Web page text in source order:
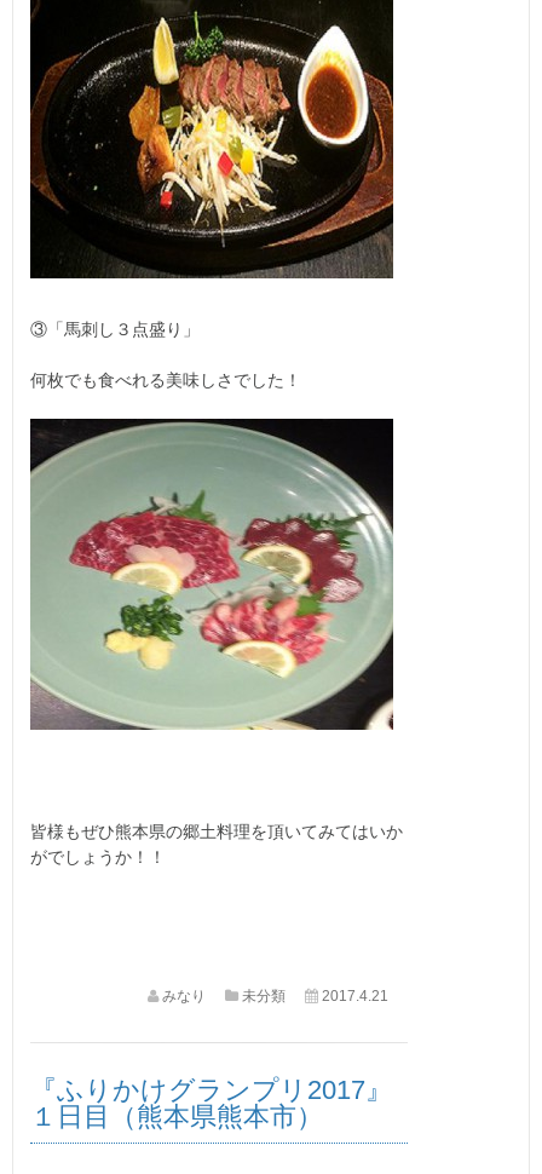
③「馬刺し３点盛り」
何枚でも食べれる美味しさでした！
皆様もぜひ熊本県の郷土料理を頂いてみてはいか
がでしょうか！！
みなり 未分類 2017.4.21
『ふりかけグランプリ2017』
１日目（熊本県熊本市）